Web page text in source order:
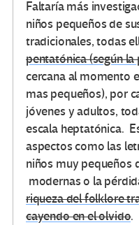
Faltaría más
niños pequeños de
tradicionales, todas
pentatónica (según
cercana al momento
mas pequeños), por
jóvenes y adultos,
escala heptatónica.
aspectos como las
niños muy pequeños
modernas o la
riqueza del folklore
cayendo en el olvido.